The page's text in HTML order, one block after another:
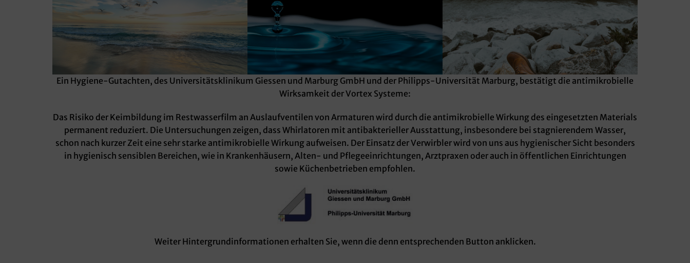
Ein Hygiene-Gutachten, des Universitätsklinikum Giessen und Marburg GmbH und der Philipps-Universität Marburg, bestätigt die antimikrobielle
Wirksamkeit der Vortex Systeme:
Das Risiko der Keimbildung im Restwasserfilm an Auslaufventilen von Armaturen wird durch die antimikrobielle Wirkung des eingesetzten Materials
permanent reduziert. Die Untersuchungen zeigen, dass Whirlatoren mit antibakterieller Ausstattung, insbesondere bei stagnierendem Wasser,
schon nach kurzer Zeit eine sehr starke antimikrobielle Wirkung aufweisen. Der Einsatz der Verwirbler wird von uns aus hygienischer Sicht besonders
in hygienisch sensiblen Bereichen, wie in Krankenhäusern, Alten- und Pflegeeinrichtungen, Arztpraxen oder auch in öffentlichen Einrichtungen
sowie Küchenbetrieben empfohlen.
Weiter Hintergrundinformationen erhalten Sie, wenn die denn entsprechenden Button anklicken.